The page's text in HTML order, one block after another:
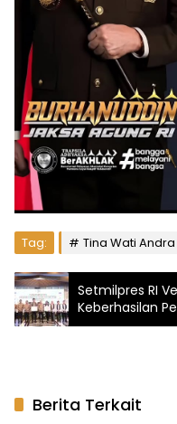
Tag: Tina Wati Andra
Setmilpres RI
Keberhasilan
Inovasi Sosial
Berita Terkait